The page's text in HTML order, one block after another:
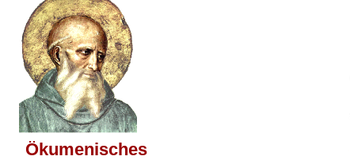
Ökumenisches